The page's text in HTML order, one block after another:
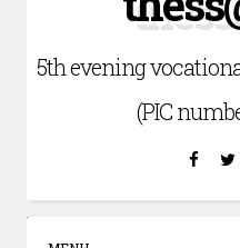
5th evening
(PIC